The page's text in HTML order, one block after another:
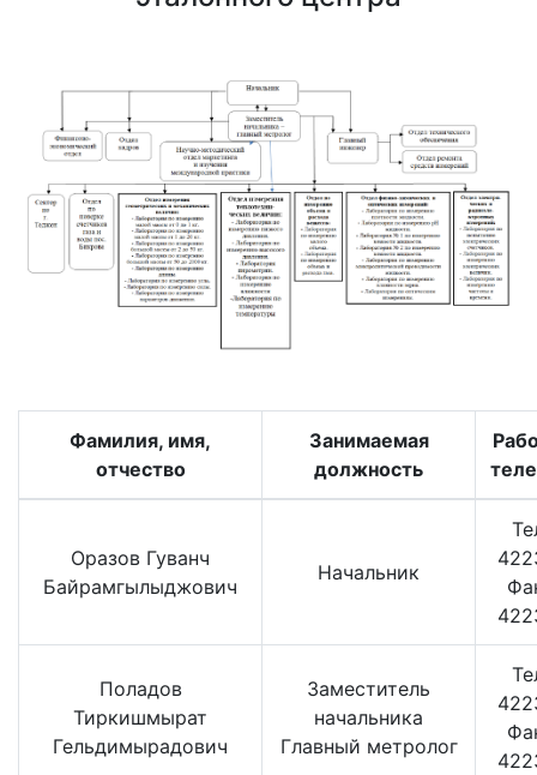
Фамилия, имя,
отчество
Занимаемая
должность
Оразов Гуванч
Байрамгылыджович
Начальник
Поладов
Тиркишмырат
Гельдимырадович
Заместитель
начальника
Главный метролог